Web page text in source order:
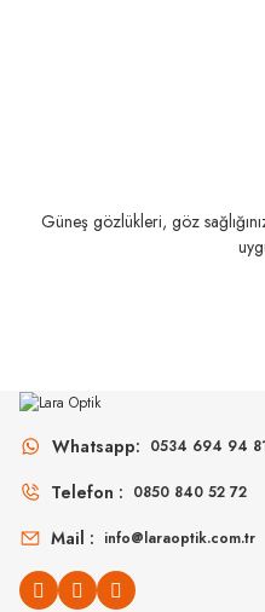
%45 30.907₺ 16.999
Güneş gözlükleri, göz
Whatsapp: 0534 694 94
Telefon : 0850 840 52 72
Mail : info@laraoptik.com.tr